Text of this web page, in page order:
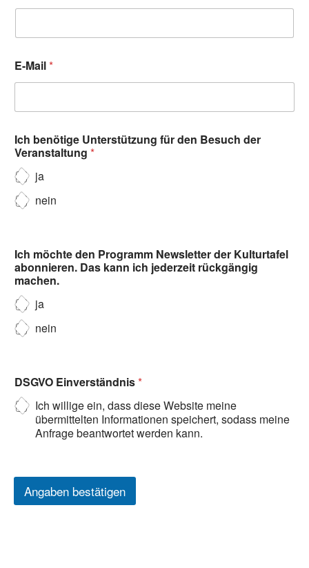
E-Mail*
Ich benötige Unterstützung für den Besuch der
Veranstaltung *
ja
nein
Ich möchte den Programm Newsletter der Kulturtafel
abonnieren. Das kann ich jederzeit rückgängig
machen.
ja
nein
DSGVO Einverständnis*
Ich willige ein, dass diese Website meine
übermittelten Informationen speichert, sodass meine
Anfrage beantwortet werden kann.
Angaben bestätigen